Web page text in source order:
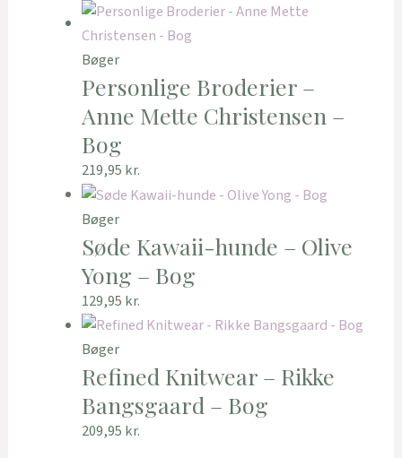
Bøger
Personlige Broderier –
Anne Mette Christensen –
Bog
219,95 kr.
Bøger
Søde Kawaii-hunde – Olive
Yong – Bog
129,95 kr.
Bøger
Refined Knitwear – Rikke
Bangsgaard – Bog
209,95 kr.